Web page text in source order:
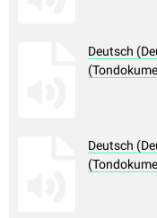
Deutsch
Deutsch